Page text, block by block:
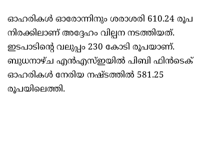
ഓഹരികൾ ഓരോന്നിനും ശരാശരി 610.24 രൂപ
നിരക്കിലാണ് അദ്ദേഹം വില്പന നടത്തിയത്.
ഇടപാടിന്റെ വലുപ്പം 230 കോടി രൂപയാണ്.
ബുധനാഴ്ച എൻഎസ്ഇയിൽ പിബി ഫിൻടെക്
ഓഹരികൾ നേരിയ നഷ്ടത്തിൽ 581.25
രൂപയിലെത്തി.